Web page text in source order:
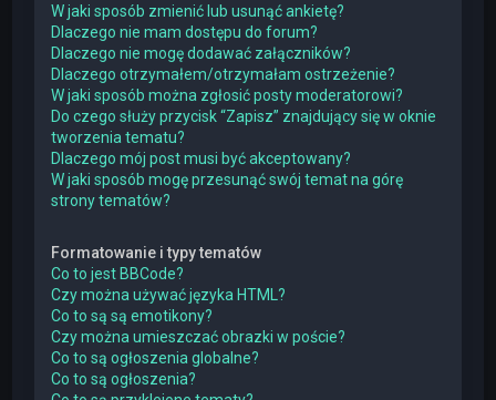
W jaki sposób zmienić lub usunąć ankietę?
Dlaczego nie mam dostępu do forum?
Dlaczego nie mogę dodawać załączników?
Dlaczego otrzymałem/otrzymałam ostrzeżenie?
W jaki sposób można zgłosić posty moderatorowi?
Do czego służy przycisk “Zapisz” znajdujący się w oknie
tworzenia tematu?
Dlaczego mój post musi być akceptowany?
W jaki sposób mogę przesunąć swój temat na górę
strony tematów?
Formatowanie i typy tematów
Co to jest BBCode?
Czy można używać języka HTML?
Co to są są emotikony?
Czy można umieszczać obrazki w poście?
Co to są ogłoszenia globalne?
Co to są ogłoszenia?